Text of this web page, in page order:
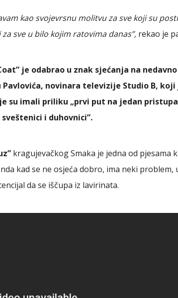
kao svojevrsnu molitvu za sve koji su
sve u bilo kojim ratovima danas”, rekao je
je odabrao u znak sjećanja na
novinara televizije Studio B,
su imali priliku „prvi put na jedan
i duhovnici”.
kragujevačkog Smaka je jedna od pjesama
kad se ne osjeća dobro, ima neki problem,
da se iščupa iz lavirinata.